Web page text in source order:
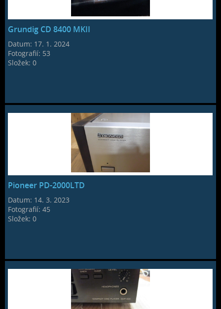
Grundig CD 8400 MKII
Datum: 17. 1. 2024
Fotografií: 53
Složek:0
Pioneer PD-2000LTD
Datum: 14. 3. 2023
Fotografií:45
Složek:0